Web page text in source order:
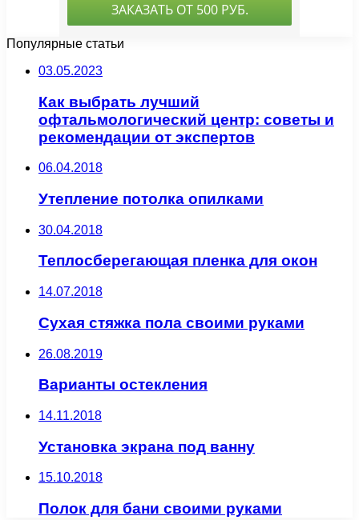
Популярные статьи
03.05.2023
Как выбрать лучший
офтальмологический центр: советы и
рекомендации от экспертов
06.04.2018
Утепление потолка опилками
30.04.2018
Теплосберегающая пленка для окон
14.07.2018
Сухая стяжка пола своими руками
26.08.2019
Варианты остекления
14.11.2018
Установка экрана под ванну
15.10.2018
Полок для бани своими руками